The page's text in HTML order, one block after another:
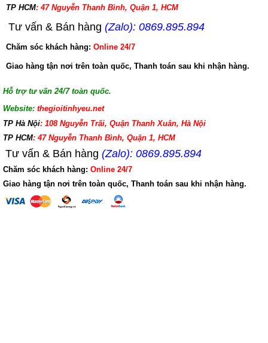
TP HCM: 47 Nguyễn Thanh Bình, Quận 1, HCM
Tư vấn & Bán hàng (Zalo): 0869.895.894
Chăm sóc khách hàng: Online 24/7
Giao hàng tận nơi trên toàn quốc, Thanh toán sau khi nhận hàng.
Hỗ trợ tư vấn 24/7 toàn quốc.
Website: thegioitinhyeu.net
TP Hà Nội: 108 Nguyễn Trãi, Quận Thanh Xuân, Hà Nội
TP HCM: 47 Nguyễn Thanh Bình, Quận 1, HCM
Tư vấn & Bán hàng (Zalo): 0869.895.894
Chăm sóc khách hàng: Online 24/7
Giao hàng tận nơi trên toàn quốc, Thanh toán sau khi nhận hàng.